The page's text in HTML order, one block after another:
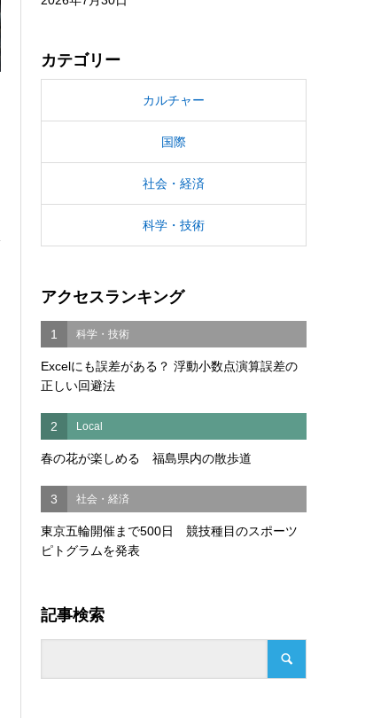
カテゴリー
カルチャー
国際
社会・経済
科学・技術
アクセスランキング
1 科学・技術
Excelにも誤差がある？ 浮動小数点演算誤差の
正しい回避法
2 Local
春の花が楽しめる 福島県内の散歩道
3 社会・経済
東京五輪開催まで500日 競技種目のスポーツ
ピトグラムを発表
記事検索